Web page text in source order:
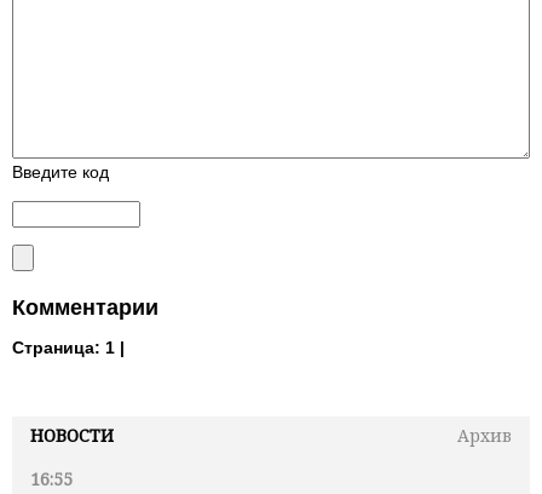
НОВОСТИ
Архив
16:55
Введите код
Комментарии
Страница: 1 |